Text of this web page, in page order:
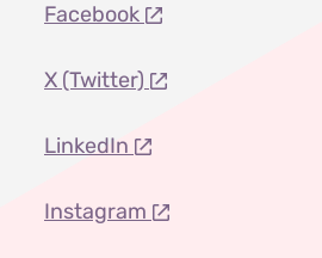
Facebook
X (Twitter)
LinkedIn
Instagram